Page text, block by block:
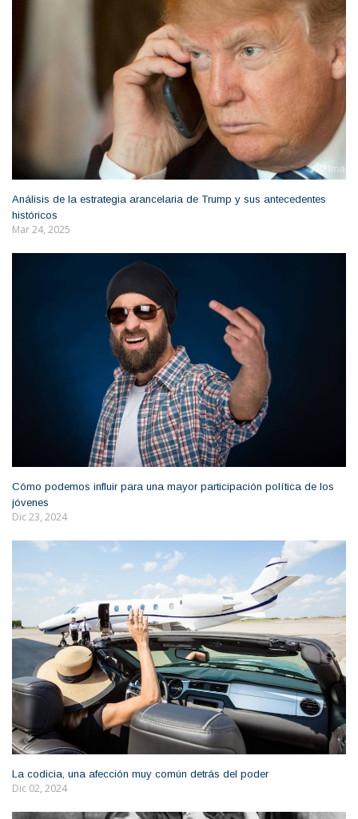
Análisis de la estrategia arancelaria de Trump y sus antecedentes
históricos
Mar 24, 2025
Cómo podemos influir para una mayor participación política de los
jóvenes
Dic 23, 2024
La codicia, una afección muy común detrás del poder
Dic 02, 2024